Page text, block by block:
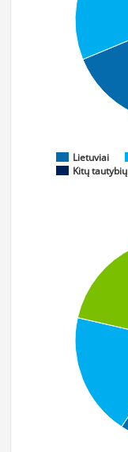
Lietuviai
Kitų tautybių